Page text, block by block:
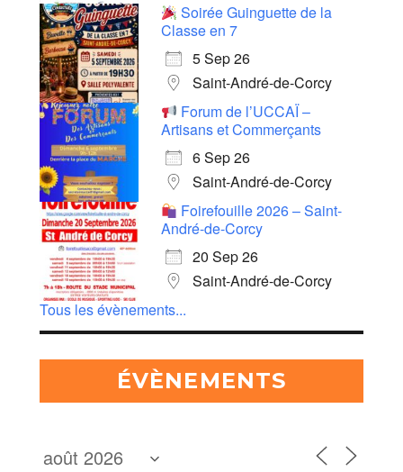
Soirée Guinguette de la
Classe en 7
5 Sep 26
Saint-André-de-Corcy
Forum de l’UCCAÏ –
Artisans et Commerçants
6 Sep 26
Saint-André-de-Corcy
Foirefouille 2026 – Saint-
André-de-Corcy
20 Sep 26
Saint-André-de-Corcy
Tous les évènements...
ÉVÈNEMENTS